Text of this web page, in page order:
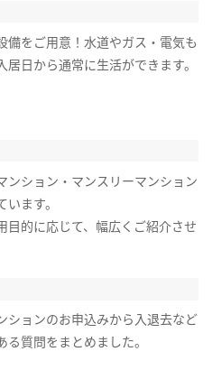
備をご用意！水道やガス・電気も
居日から通常に生活ができます。
ンション・マンスリーマンション
ます。
目的に応じて、幅広くご紹介させ
ションのお申込みから入退去など
る質問をまとめました。